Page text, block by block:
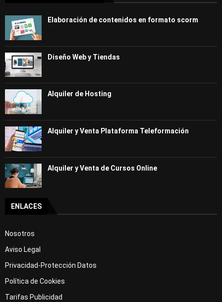
Elaboración de contenidos en formato scorm
Diseño Web y Tiendas
Alquiler de Hosting
Alquiler y Venta Plataforma Teleformación
Alquiler y Venta de Cursos Online
ENLACES
Nosotros
Aviso Legal
Privacidad-Protección Datos
Política de Cookies
Tarifas Publicidad